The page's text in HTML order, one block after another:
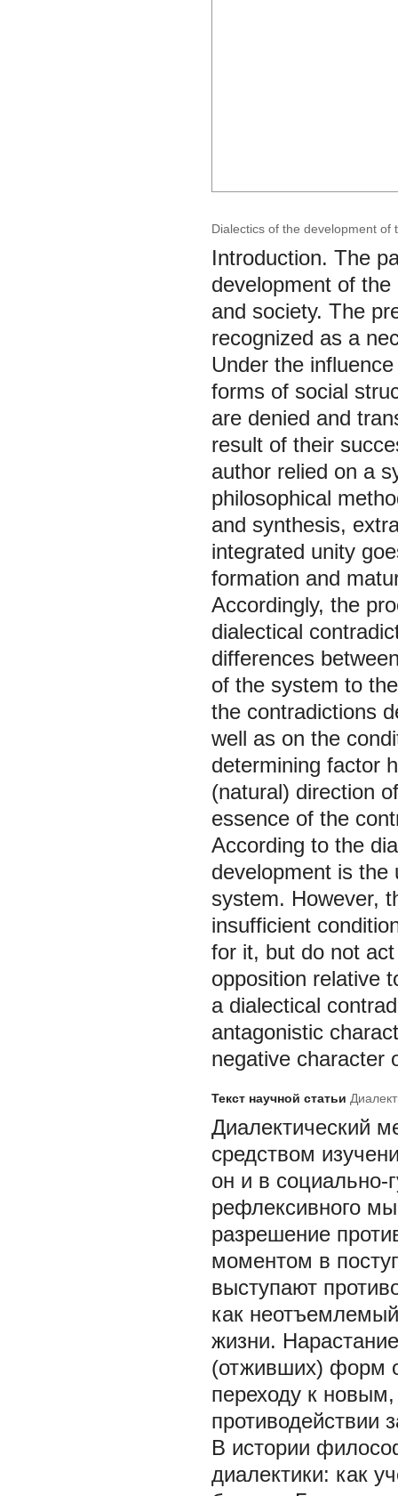
Dialectics of the development of
Introduction. The
development of
and society. The
recognized as a
Under the
forms of social
are denied and
result of their
author relied on a
philosophical
and synthesis,
integrated unity
formation and
Accordingly, the
dialectical
differences
of the system to
the contradictions
well as on the
determining factor
(natural) direction
essence of the
According to the
development is the
system. However,
insufficient
for it, but do not
opposition relative
a dialectical
antagonistic
negative character
Текст научной статьи
Диалектический
средством
он и в социально-
рефлексивного
разрешение
моментом в
выступают
как
жизни.
(отживших) форм
переходу к
противодействии
В истории
диалектики: как